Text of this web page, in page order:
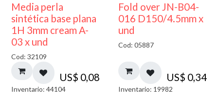
Media perla
sintética base plana
1H 3mm cream A-
03 x und
Cod: 32109
US$ 0,08
Inventario: 44104
Fold over JN-B04-
016 D150/4.5mm x
und
Cod: 05887
US$ 0,34
Inventario: 19982